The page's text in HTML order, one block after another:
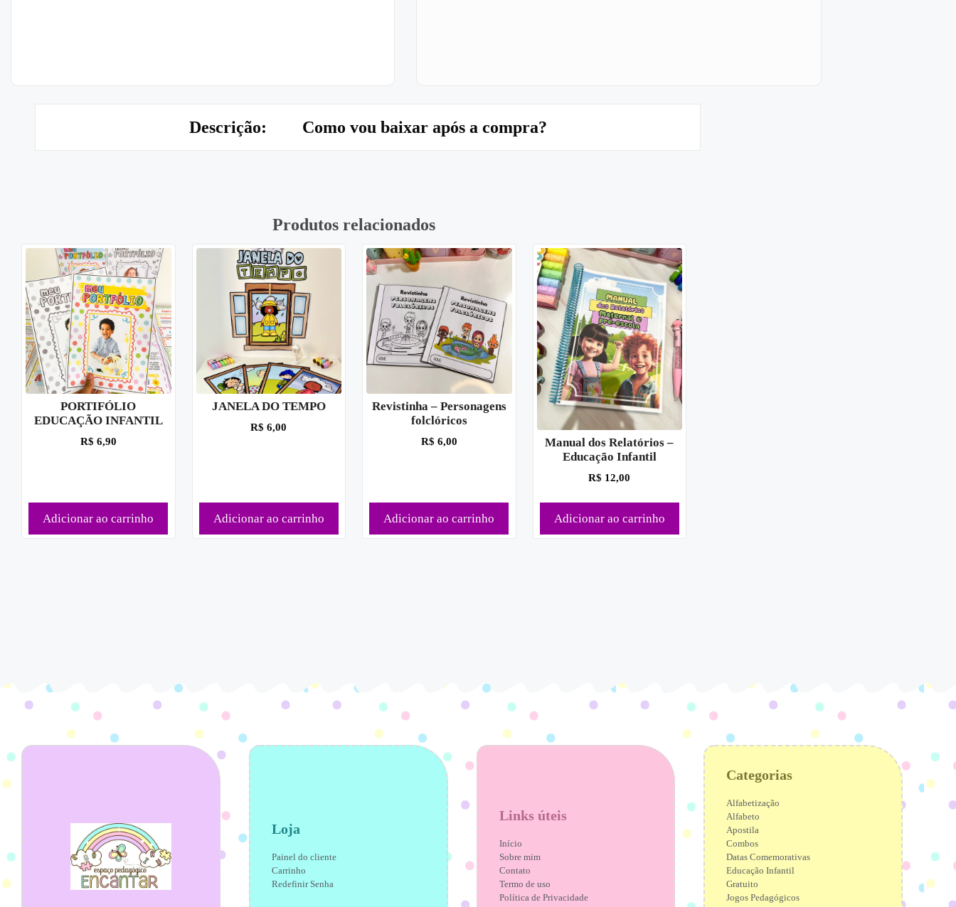
Descrição: Como vou baixar após a compra?
Produtos relacionados
PORTIFÓLIO
EDUCAÇÃO INFANTIL
R$ 6,90
Adicionar ao carrinho
JANELA DO TEMPO
R$ 6,00
Adicionar ao carrinho
Revistinha – Personagens
folclóricos
R$ 6,00
Adicionar ao carrinho
Manual dos Relatórios –
Educação Infantil
R$ 12,00
Adicionar ao carrinho
Loja
Painel do cliente
Carrinho
Redefinir Senha
Links úteis
Início
Sobre mim
Contato
Termo de uso
Política de Privacidade
Categorias
Alfabetização
Alfabeto
Apostila
Combos
Datas Comemorativas
Educação Infantil
Gratuito
Jogos Pedagógicos